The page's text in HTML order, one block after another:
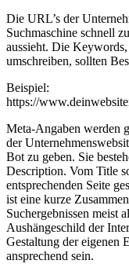
Die URL’s der
Suchmaschine schnell
aussieht. Die
umschreiben, sollten
Beispiel:
https://
Meta-Angaben werden
der
Bot zu geben. Sie
Description. Vom Title
entsprechenden Seite
ist eine kurze
Suchergebnissen meist
Aushängeschild der
Gestaltung der eigenen
ansprechend sein.